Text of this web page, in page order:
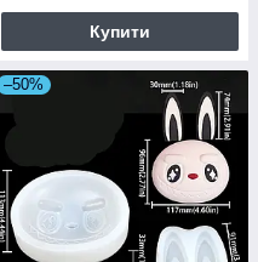
Купити
–50%